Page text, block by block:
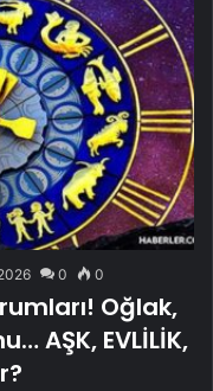
0 0
Oğlak,
AŞK, EVLİLİK,